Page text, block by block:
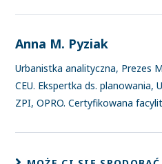
Anna M. Pyziak
Urbanistka analityczna, Prezes
CEU. Ekspertka ds. planowania,
ZPI, OPRO. Certyfikowana